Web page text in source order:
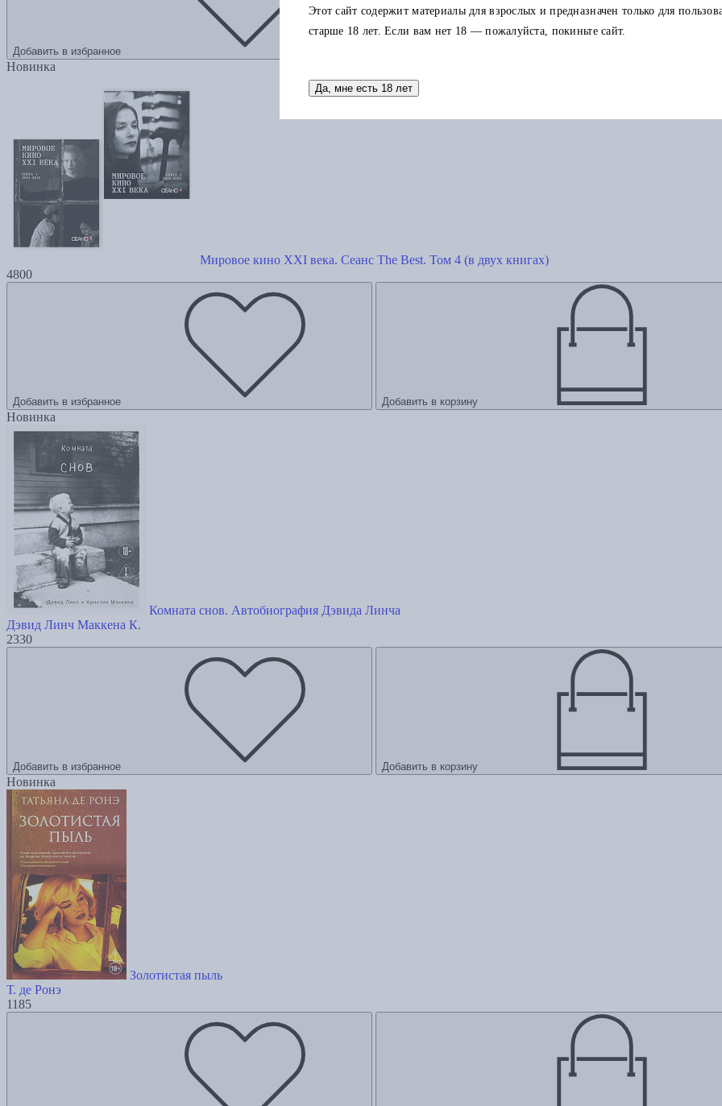
Добавить в избранное
Новинка
Мировое кино XXI века. Сеанс The Best. Том 4 (в двух книгах)
4800
Добавить в избранное Добавить в корзину
Новинка
Комната снов. Автобиография Дэвида Линча
Дэвид Линч Маккена К.
2330
Добавить в избранное Добавить в корзину
Новинка
Золотистая пыль
Т. де Ронэ
1185
Этот сайт содержит материалы для взрослых и предназначен только для
старше 18 лет. Если вам нет 18 — пожалуйста, покиньте сайт.
Да, мне есть 18 лет